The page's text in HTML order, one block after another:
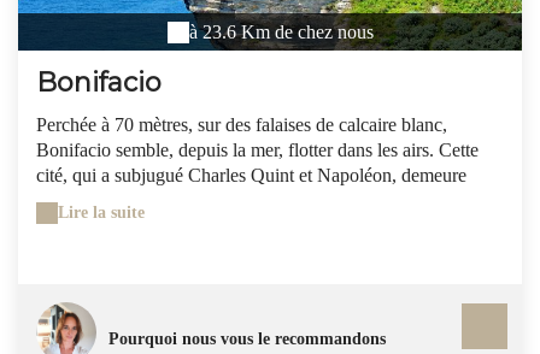
à 23.6 Km de chez nous
Bonifacio
Perchée à 70 mètres, sur des falaises de calcaire blanc,
Bonifacio semble, depuis la mer, flotter dans les airs. Cette
cité, qui a subjugué Charles Quint et Napoléon, demeure
pourtant mystérieuse à bien des égards et, même s'il n'est pas
prouvé qu'Homère l'ait vraiment décrite, heureux qui comme
soirées pour ne pas en perdre une miette. Pour une première
approche, les visites guidées de l'Office de Tourisme peuvent
Lire la suite
Pourquoi nous vous le recommandons